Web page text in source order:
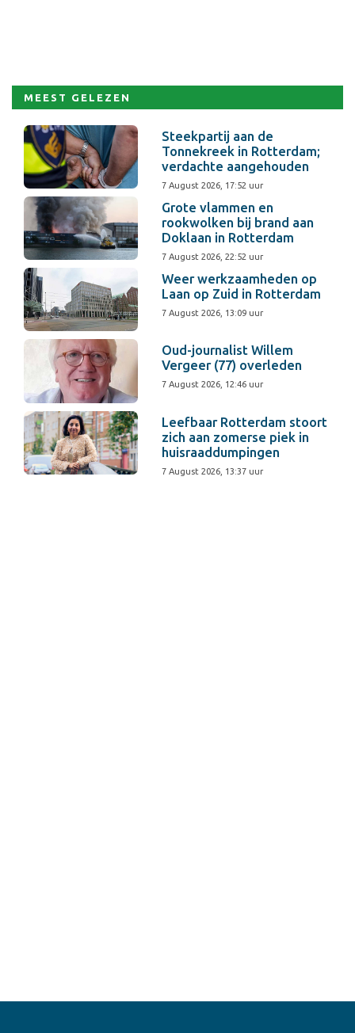
MEEST GELEZEN
Steekpartij aan de
Tonnekreek in Rotterdam;
verdachte aangehouden
7 August 2026, 17:52 uur
Grote vlammen en
rookwolken bij brand aan
Doklaan in Rotterdam
7 August 2026, 22:52 uur
Weer werkzaamheden op
Laan op Zuid in Rotterdam
7 August 2026, 13:09 uur
Oud-journalist Willem
Vergeer (77) overleden
7 August 2026, 12:46 uur
Leefbaar Rotterdam stoort
zich aan zomerse piek in
huisraaddumpingen
7 August 2026, 13:37 uur